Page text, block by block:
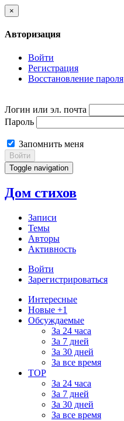
×
Авторизация
Войти
Регистрация
Восстановление пароля
Логин или эл. почта
Пароль
Запомнить меня
Войти
Toggle navigation
Дом стихов
Записи
Темы
Авторы
Активность
Войти
Зарегистрироваться
Интересные
Новые +1
Обсуждаемые
За 24 часа
За 7 дней
За 30 дней
За все время
TOP
За 24 часа
За 7 дней
За 30 дней
За все время